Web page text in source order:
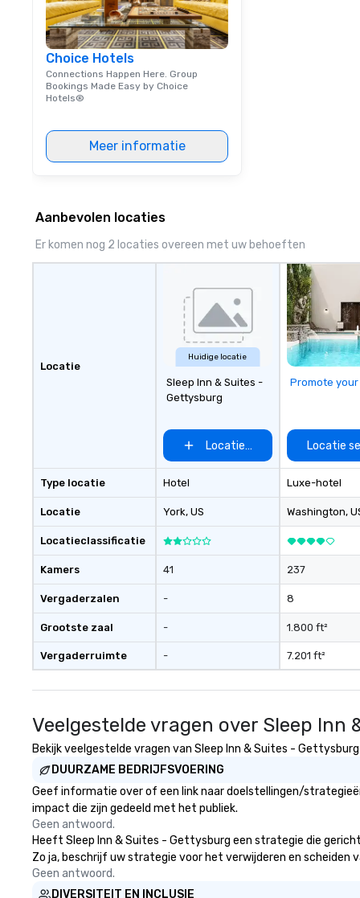
Choice Hotels
Connections Happen Here. Group
Bookings Made Easy by Choice
Hotels®
Meer informatie
Aanbevolen locaties
Er komen nog 2 locaties overeen met uw behoeften
Locatie
Type locatie
Locatie
Locatieclassificatie
Kamers
Vergaderzalen
Grootste zaal
Vergaderruimte
Huidige locatie
Sleep Inn & Suites -
Gettysburg
Locatie selecteren
Hotel
York, US
41
-
-
-
Promote
Locatie
Luxe-hotel
Washington,
237
8
1.800 ft²
7.201 ft²
Veelgestelde vragen over Sleep Inn
Bekijk veelgestelde vragen van Sleep Inn & Suites -
DUURZAME BEDRIJFSVOERING
Geef informatie over of een link naar doelstellingen/
impact die zijn gedeeld met het publiek.
Geen antwoord.
Heeft Sleep Inn & Suites - Gettysburg een strategie die
Zo ja, beschrijf uw strategie voor het verwijderen en scheiden
Geen antwoord.
DIVERSITEIT EN INCLUSIE